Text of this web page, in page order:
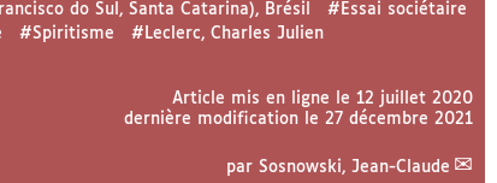
do Sul, Santa Catarina), Brésil
#Essai sociétaire
#Spiritisme #Leclerc, Charles Julien
Article mis en ligne le 12 juillet 2020
dernière modification le 27 décembre 2021
par Sosnowski, Jean-Claude